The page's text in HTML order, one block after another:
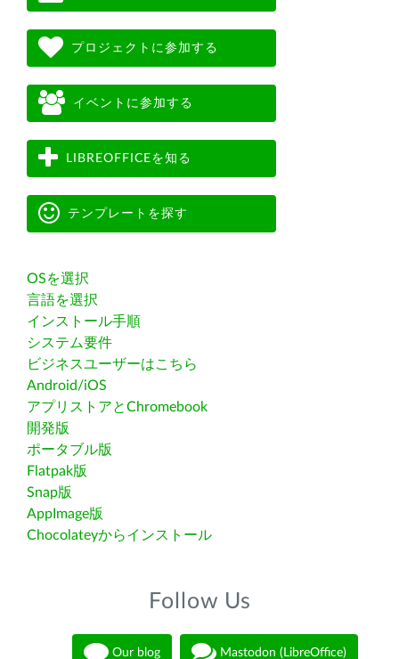
プロジェクトに参加する
イベントに参加する
LIBREOFFICEを知る
テンプレートを探す
OSを選択
言語を選択
インストール手順
システム要件
ビジネスユーザーはこちら
Android/iOS
アプリストアとChromebook
開発版
ポータブル版
Flatpak版
Snap版
AppImage版
Chocolateyからインストール
Follow Us
Our blog Mastodon (LibreOffice)